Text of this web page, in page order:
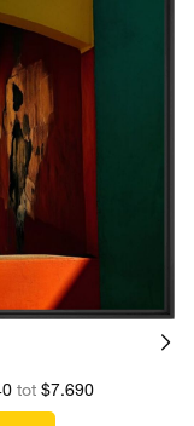
tot $7.690